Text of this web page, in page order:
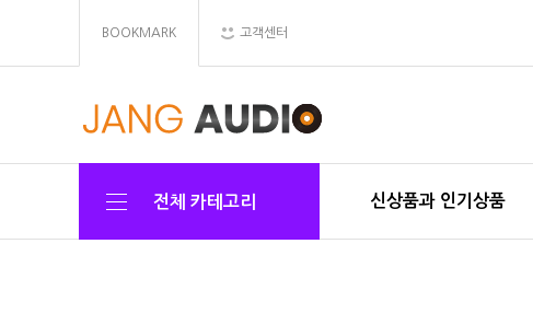
BOOKMARK 고객센터
전체 카테고리 신상품과 인기상품